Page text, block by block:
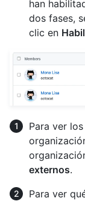
han
dos fases,
clic en
Para ver
externos.
Para ver